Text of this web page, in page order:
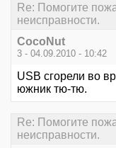
Re: Помогите
неисправности.
CocoNut
3 - 04.09.2010 - 10:42
USB сгорели во
южник тю-тю.
Re: Помогите
неисправности.